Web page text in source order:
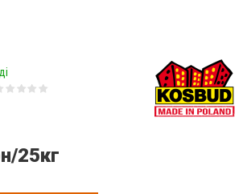
25кг